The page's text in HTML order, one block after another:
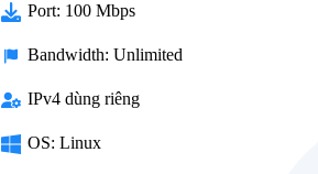
Port: 100 Mbps
Bandwidth: Unlimited
IPv4 dùng riêng
OS: Linux